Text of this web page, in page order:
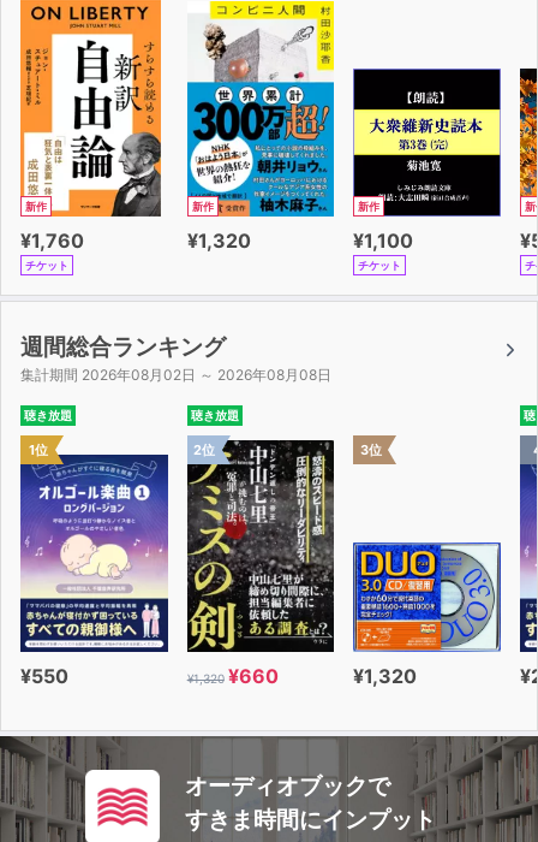
新作
¥1,760
チケット
新作
¥1,320
新作
¥1,100
チケット
新
チ
週間総合ランキング
集計期間 2026年08月02日 ～ 2026年08月08日
聴き放題
1位
¥550
聴き放題
2位
¥1,320 ¥660
3位
¥1,320
聴
オーディオブックで
すきま時間にインプット